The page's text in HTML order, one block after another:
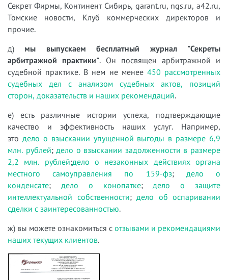
Секрет Фирмы, Континент Сибирь, garant.ru, ngs.ru, a42.ru,
Томские новости, Клуб коммерческих директоров и
прочие.
д) мы выпускаем бесплатный журнал "Секреты
арбитражной практики". Он посвящен арбитражной и
судебной практике. В нем не менее 450 рассмотренных
судебных дел с анализом судебных актов, позиций
сторон, доказательств и наших рекомендаций.
е) есть различные истории успеха, подтверждающие
качество и эффективность наших услуг. Например,
это дело о взыскании упущенной выгоды в размере 6,9
млн. рублей;дело о взыскании задолженности в размере
2,2 млн. рублей;дело о незаконных действиях органа
местного самоуправления по 159-фз; дело о
конденсате; дело о конопатке;дело о защите
интеллектуальной собственности; дело об оспаривании
сделки с заинтересованностью.
ж) вы можете ознакомиться с отзывами и рекомендациями
наших текущих клиентов.